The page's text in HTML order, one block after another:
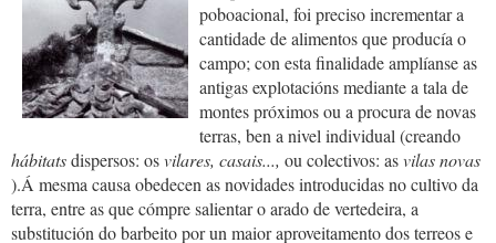
poboacional, foi preciso incrementar a
cantidade de alimentos que producía o
campo; con esta finalidade amplíanse as
antigas explotacións mediante a tala de
montes próximos ou a procura de novas
terras, ben a nivel individual (creando
hábitatsdispersos: osvilares, casais..., ou colectivos: asvilas novas
).Á mesma causa obedecen as novidades introducidas no cultivo da
terra, entre as que cómpre salientar o arado de vertedeira, a
substitución do barbeito por un maior aproveitamento dos terreos e